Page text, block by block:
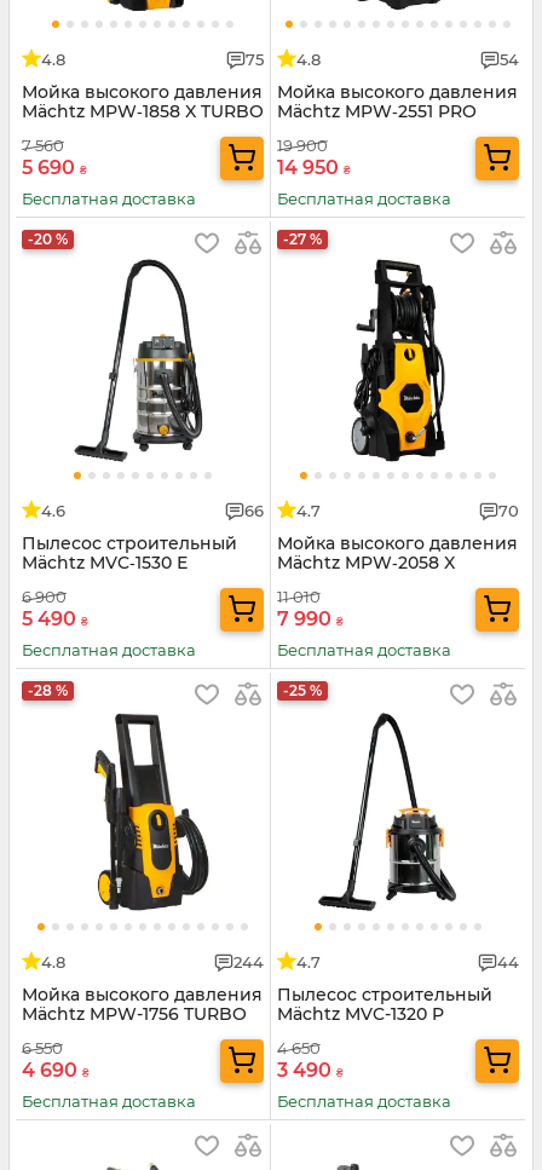
4.8 75
Мойка высокого давления
Mächtz MPW‑1858 X TURBO
7 560
5 690 ₴
Бесплатная доставка
4.8 54
Мойка высокого давления
Mächtz MPW‑2551 PRO
19 900
14 950 ₴
Бесплатная доставка
-20 %
4.6 66
Пылесос строительный
Mächtz MVC‑1530 Е
6 900
5 490 ₴
Бесплатная доставка
-27 %
4.7 70
Мойка высокого давления
Mächtz MPW‑2058 X
11 010
7 990 ₴
Бесплатная доставка
-28 %
4.8 244
Мойка высокого давления
Mächtz MPW-1756 TURBO
6 550
4 690 ₴
Бесплатная доставка
-25 %
4.7 44
Пылесос строительный
Mächtz MVC-1320 P
4 650
3 490 ₴
Бесплатная доставка